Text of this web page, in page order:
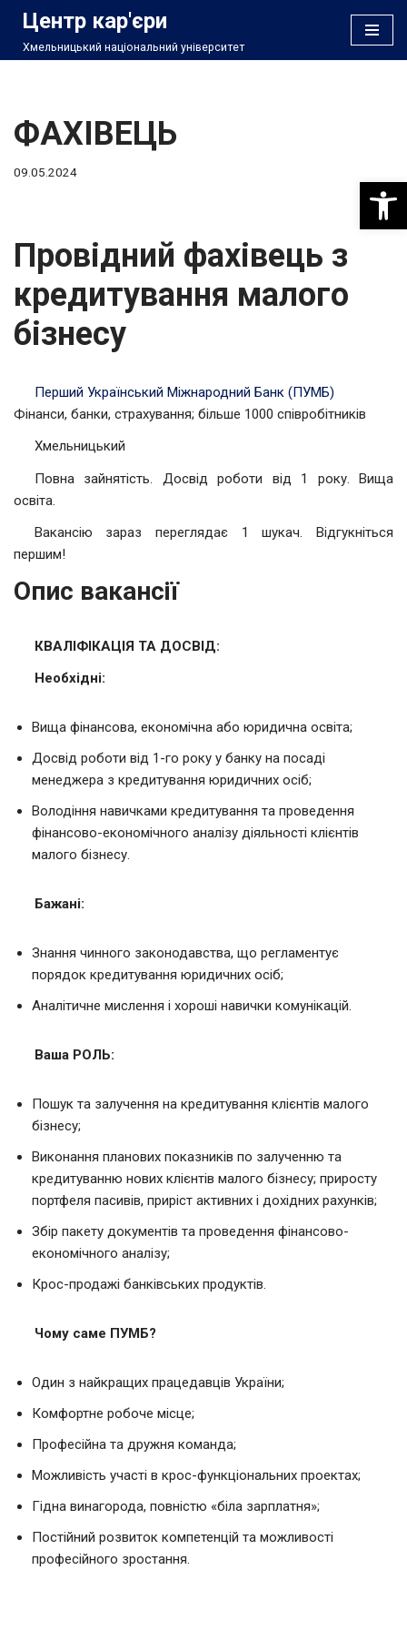
Перейти
Центр кар'єри
Хмельницький національний університет
ФАХІВЕЦЬ
09.05.2024
Провідний фахівець з
кредитування малого
бізнесу
Перший Український Міжнародний Банк (ПУМБ)
Фінанси, банки, страхування; більше 1000 співробітників
Хмельницький
Повна зайнятість. Досвід роботи від 1 року. Вища
освіта.
Вакансію зараз переглядає 1 шукач. Відгукніться
першим!
Опис вакансії
КВАЛІФІКАЦІЯ ТА ДОСВІД:
Необхідні:
Вища фінансова, економічна або юридична освіта;
Досвід роботи від 1-го року у банку на посаді
менеджера з кредитування юридичних осіб;
Володіння навичками кредитування та проведення
фінансово-економічного аналізу діяльності клієнтів
малого бізнесу.
Бажані:
Знання чинного законодавства, що регламентує
порядок кредитування юридичних осіб;
Аналітичне мислення і хороші навички комунікацій.
Ваша РОЛЬ:
Пошук та залучення на кредитування клієнтів малого
бізнесу;
Виконання планових показників по залученню та
кредитуванню нових клієнтів малого бізнесу; приросту
портфеля пасивів, приріст активних і дохідних рахунків;
Збір пакету документів та проведення фінансово-
економічного аналізу;
Крос-продажі банківських продуктів.
Чому саме ПУМБ?
Один з найкращих працедавців України;
Комфортне робоче місце;
Професійна та дружня команда;
Можливість участі в крос-функціональних проектах;
Гідна винагорода, повністю «біла зарплатня»;
Постійний розвиток компетенцій та можливості
професійного зростання.